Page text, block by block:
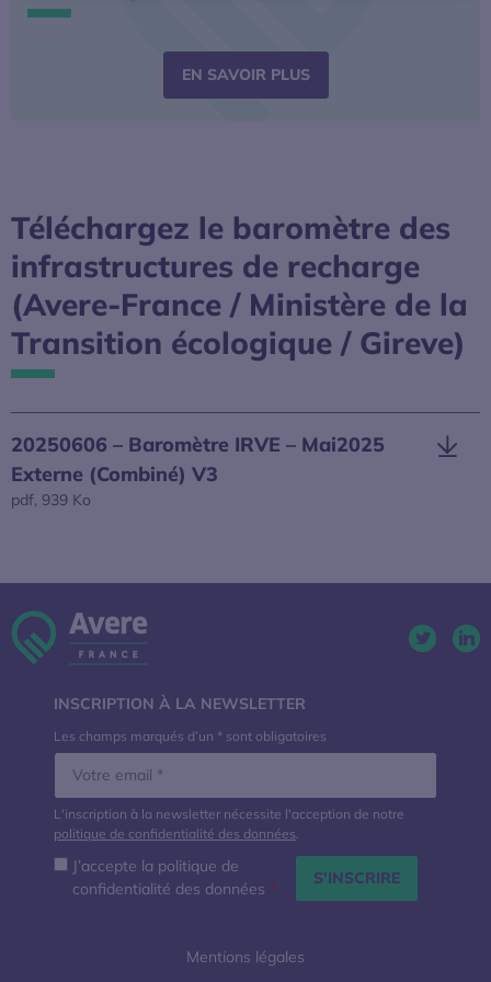
EN SAVOIR PLUSS’OUVRE DANS UNE
Téléchargez le baromètre des
infrastructures de recharge
(Avere-France / Ministère de la
Transition écologique / Gireve)
20250606 – Baromètre IRVE – Mai2025
Externe (Combiné) V3
pdf, 939 Ko
Mentions légales
INSCRIPTION À LA NEWSLETTER
Les champs marqués d’un * sont obligatoires
L'inscription à la newsletter nécessite l'acception de notre
politique de confidentialité des données.
J’accepte la politique de
confidentialité des données *